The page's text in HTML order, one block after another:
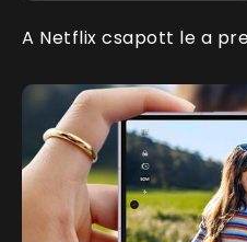
A Netflix csapott le a